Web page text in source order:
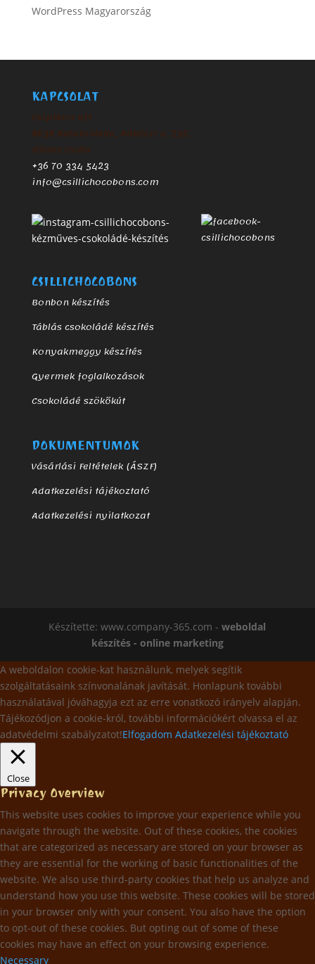
WordPress Magyarország
KAPCSOLAT
Csipibon Kft.
8638 Balatonlelle, Rákóczi u. 232.
Földes Csilla
+36 70 334 5423
info@csillichocobons.com
CSILLICHOCOBONS
Bonbon készítés
Táblás csokoládé készítés
Konyakmeggy készítés
Gyermek foglalkozások
Csokoládé szökőkút
DOKUMENTUMOK
Vásárlási Feltételek (ÁSZF)
Adatkezelési tájékoztató
Adatkezelési nyilatkozat
Készítette: www.company-365.com -weboldal
készítés - online marketing
A weboldalon cookie-kat használunk, melyek segítik
szolgáltatásaink színvonalának javítását. Honlapunk további
használatával jóváhagyja ezt az erre vonatkozó irányelv alapján.
Tájékozódjon a cookie-król, további információkért olvassa el az
adatvédelmi szabályzatot!Elfogadom Adatkezelési tájékoztató
Close
Privacy Overview
This website uses cookies to improve your experience while you
navigate through the website. Out of these cookies, the cookies
that are categorized as necessary are stored on your browser as
they are essential for the working of basic functionalities of the
website. We also use third-party cookies that help us analyze and
understand how you use this website. These cookies will be stored
in your browser only with your consent. You also have the option
to opt-out of these cookies. But opting out of some of these
cookies may have an effect on your browsing experience.
Necessary